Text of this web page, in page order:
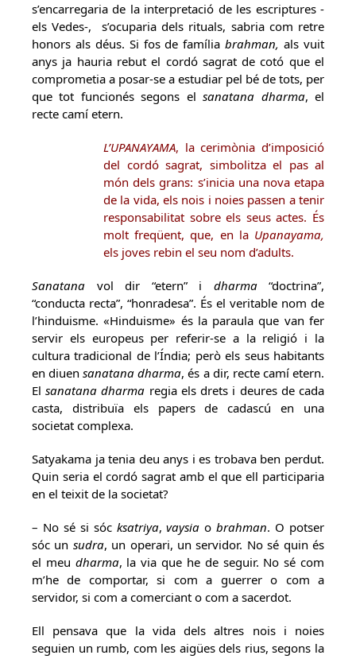
s’encarregaria de la interpretació de les escriptures -
els Vedes-, s’ocuparia dels rituals, sabria com retre
honors als déus. Si fos de famíliabrahman, als vuit
anys ja hauria rebut el cordó sagrat de cotó que el
comprometia a posar-se a estudiar pel bé de tots, per
que tot funcionés segons elsanatana dharma, el
recte camí etern.
L’UPANAYAMA, la cerimònia d’imposició
del cordó sagrat, simbolitza el pas al
món dels grans: s’inicia una nova etapa
de la vida, els nois i noies passen a tenir
responsabilitat sobre els seus actes. És
molt freqüent, que, en la Upanayama,
els joves rebin el seu nom d’adults.
Sanatana vol dir “etern” i dharma“doctrina”,
“conducta recta”, “honradesa”. És el veritable nom de
l’hinduisme. «Hinduisme» és la paraula que van fer
servir els europeus per referir-se a la religió i la
cultura tradicional de l’Índia; però els seus habitants
en diuensanatana dharma, és a dir, recte camí etern.
Elsanatana dharma regia els drets i deures de cada
casta, distribuïa els papers de cadascú en una
societat complexa.
Satyakama ja tenia deu anys i es trobava ben perdut.
Quin seria el cordó sagrat amb el que ell participaria
en el teixit de la societat?
– No sé si sóc ksatriya,vaysia obrahman. O potser
sóc un sudra, un operari, un servidor. No sé quin és
el meu dharma, la via que he de seguir. No sé com
m’he de comportar, si com a guerrer o com a
servidor, si com a comerciant o com a sacerdot.
Ell pensava que la vida dels altres nois i noies
seguien un rumb, com les aigües dels rius, segons la